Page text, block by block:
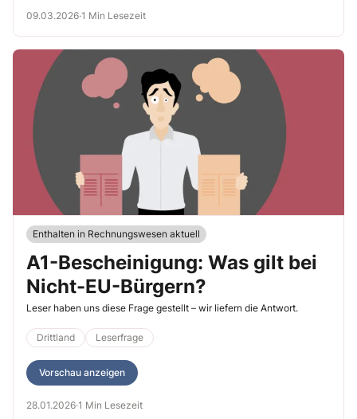
09.03.2026·1 Min Lesezeit
Enthalten in Rechnungswesen aktuell
A1-Bescheinigung: Was gilt bei
Nicht-EU-Bürgern?
Leser haben uns diese Frage gestellt – wir liefern die Antwort.
Drittland Leserfrage
Vorschau anzeigen
28.01.2026·1 Min Lesezeit